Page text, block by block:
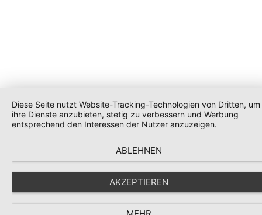
Diese Seite nutzt Website-Tracking-Technologien von Dritten, um
ihre Dienste anzubieten, stetig zu verbessern und Werbung
entsprechend den Interessen der Nutzer anzuzeigen.
ABLEHNEN
AKZEPTIEREN